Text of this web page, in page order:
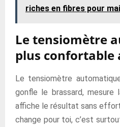
riches en fibres pour
Le tensiomètre
plus confortable
Le tensiomètre
gonfle le brassard, mesure
affiche le résultat sans
change pour toi, c’est